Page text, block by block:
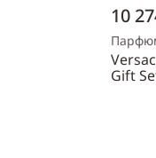
10
Gift